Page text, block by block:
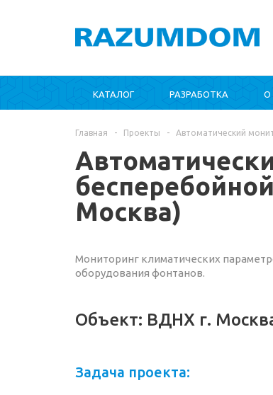
КАТАЛОГ РАЗРАБОТКА О
Главная - Проекты - Автоматический
Москва)
Мониторинг климатических
оборудования фонтанов.
Объект: ВДНХ г.
Задача проекта: